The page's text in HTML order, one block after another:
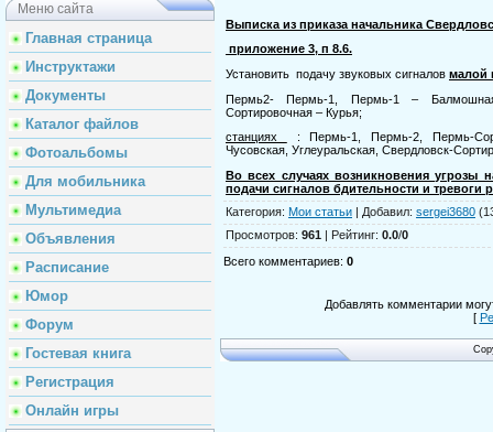
Меню сайта
Главная страница
Инструктажи
Документы
Каталог файлов
Фотоальбомы
Для мобильника
Мультимедиа
Объявления
Расписание
Юмор
Форум
Гостевая книга
Регистрация
Онлайн игры
Выписка из приказа начальника
приложение 3, п 8.6.
Установить подачу звуковых сигналов малой
Пермь2- Пермь-1, Пермь-1 –
Сортировочная – Курья;
станциях
: Пермь-1, Пермь-2, Пермь-
Чусовская, Углеуральская, Свердловск-
Во всех случаях возникновения угрозы
подачи сигналов бдительности и тревоги
Категория: Мои статьи | Добавил: sergei3680
Просмотров: 961 | Рейтинг: 0.0/0
Всего комментариев: 0
Добавлять комментарии
[